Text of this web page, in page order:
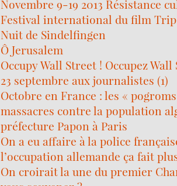
Novembre 9-19 2013 Résistance
Festival international du film
Nuit de Sindelfingen
Ô Jerusalem
Occupy Wall Street ! Occupez Wall
23 septembre aux journalistes (1)
Octobre en France : les «
massacres contre la population
préfecture Papon à Paris
On a eu affaire à la police
l’occupation allemande ça fait
On croirait la une du premier